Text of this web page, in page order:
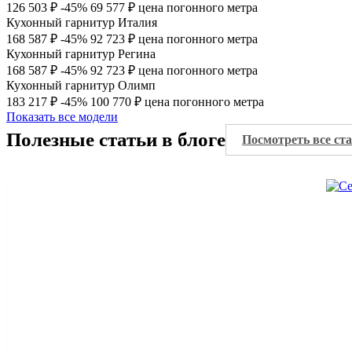
126 503 ₽ -45% 69 577 ₽ цена погонного метра
Кухонный гарнитур Италия
168 587 ₽ -45% 92 723 ₽ цена погонного метра
Кухонный гарнитур Регина
168 587 ₽ -45% 92 723 ₽ цена погонного метра
Кухонный гарнитур Олимп
183 217 ₽ -45% 100 770 ₽ цена погонного метра
Показать все модели
Полезные статьи в блоге Посмотреть все